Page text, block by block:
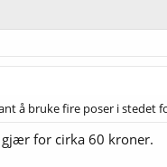
å bruke fire poser i stedet
gjær for cirka 60 kroner.